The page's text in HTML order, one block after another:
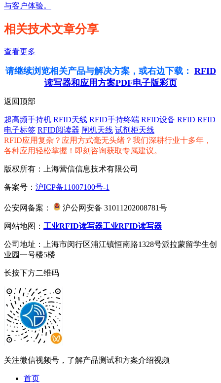
与客户体验。
相关技术文章分享
查看更多
请继续浏览相关产品与解决方案，或右边下载： RFID
读写器和应用方案PDF电子版彩页
返回顶部
超高频手持机 RFID天线 RFID手持终端 RFID设备 RFID RFID
电子标签 RFID阅读器 闸机天线 试剂柜天线
RFID应用复杂？应用方式毫无头绪？我们深耕行业十多年，
各种应用轻松掌握！即刻咨询获取专属建议。
版权所有：上海营信信息技术有限公司
备案号： 沪ICP备11007100号-1
公安网备案： 沪公网安备 31011202008781号
网站地图： 工业RFID读写器工业RFID读写器
公司地址：上海市闵行区浦江镇恒南路1328号派拉蒙留学生创
业园一号楼5楼
长按下方二维码
关注微信视频号，了解产品测试和方案介绍视频
首页